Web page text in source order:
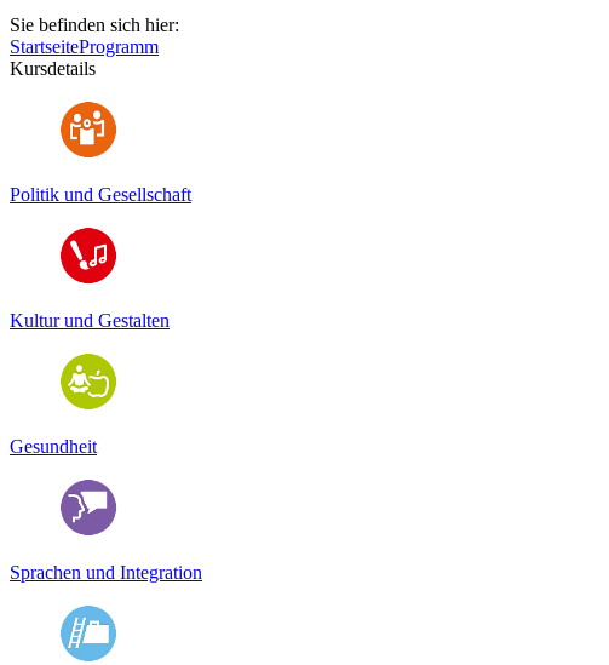
Sie befinden sich hier:
StartseiteProgramm
Kursdetails
Politik und Gesellschaft
Kultur und Gestalten
Gesundheit
Sprachen und Integration